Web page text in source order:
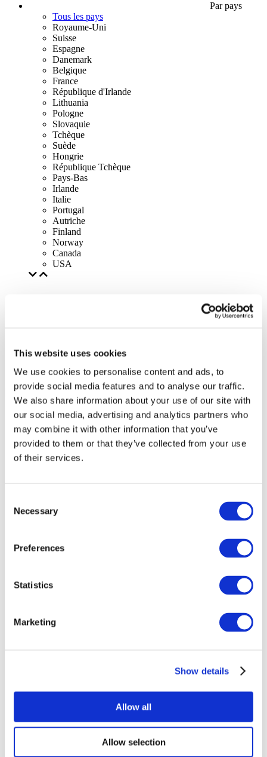
This website uses cookies
We use cookies to personalise content and ads, to
provide social media features and to analyse our traffic.
We also share information about your use of our site with
our social media, advertising and analytics partners who
may combine it with other information that you’ve
provided to them or that they’ve collected from your use
of their services.
Selection
Necessary
Preferences
Statistics
Marketing
Show details
Allow all
Allow selection
Par pays
Tous les pays
Royaume-Uni
Suisse
Espagne
Danemark
Belgique
France
République d'Irlande
Lithuania
Pologne
Slovaquie
Tchèque
Suède
Hongrie
République Tchèque
Pays-Bas
Irlande
Italie
Portugal
Autriche
Finland
Norway
Canada
USA
Événements
Concerts
Rock music